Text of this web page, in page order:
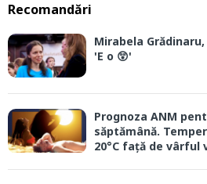
Recomandări
Mirabela
'E o 😲'
Prognoza ANM
săptămână.
20°C față de vârful